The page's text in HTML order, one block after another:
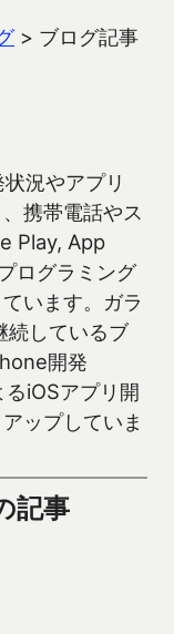
> ブログ記事
況やアプリ
携帯電話やス
Play, App
ログラミング
います。ガラ
続しているブ
開発
iOSアプリ開
ップしていま
記事